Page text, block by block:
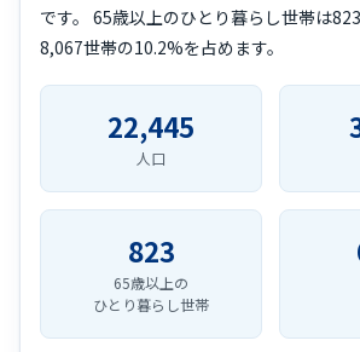
です。 65歳以上のひとり暮らし世帯は
8,067世帯の10.2%を占めます。
22,445
人口
823
65歳以上の
ひとり暮らし世帯